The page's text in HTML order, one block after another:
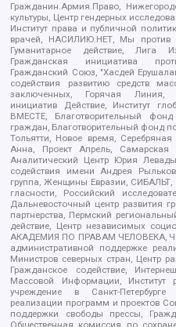
Гражданин.Армия.Право,
культуры, Центр гендерных
Институт права и публичной
врачей, НАСИЛИЮ.НЕТ, Мы против
Гуманитарное действие, Лига
Гражданская инициатива
Гражданский Союз, "Хасдей
содействия развитию средств
заключенных, Горячая Линия,
инициатив Действие, Институт
ВМЕСТЕ, Благотворительный
граждан, Благотворительный фонд
Тольятти, Новое время, Серебряная
Анна, Проект Апрель, Самарская
Аналитический Центр Юрия
содействия имени Андрея
группа, Женщины Евразии, СИБАЛЬТ,
гласности, Российский
Дальневосточный центр развития
партнерства, Пермский
действие, Центр независимых
АКАДЕМИЯ ПО ПРАВАМ ЧЕЛОВЕКА,
административной поддержке
Министров северных стран, Центр
Гражданское содействие,
Массовой Информации, Институт
учреждение в Санкт-
реализации программ и проектов
поддержки свободы прессы,
Общественная комиссия по